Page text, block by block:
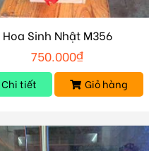
Hoa Sinh Nhật M356
750.000₫
Chi tiết Giỏ hàng